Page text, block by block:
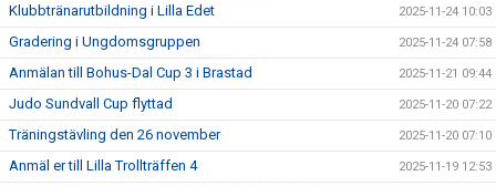
Klubbtränarutbildning i Lilla Edet 2025-11-24 10:03
Gradering i Ungdomsgruppen 2025-11-24 07:58
Anmälan till Bohus-Dal Cup 3 i Brastad 2025-11-21 09:44
Judo Sundvall Cup flyttad 2025-11-20 07:22
Träningstävling den 26 november 2025-11-20 07:10
Anmäl er till Lilla Trollträffen 4 2025-11-19 12:53